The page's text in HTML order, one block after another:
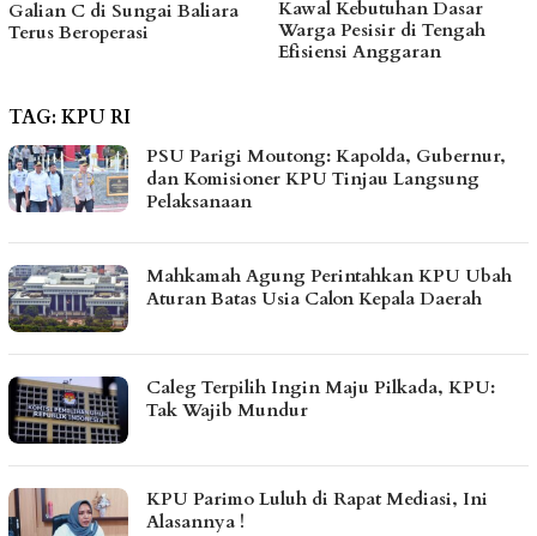
Kawal Kebutuhan Dasar
Warga Pesisir di Tengah
hingga Bantu Fasilitas
Tempat Ibadah Pakai Dana
Pribadi
TAG: KPU RI
PSU Parigi Moutong: Kapolda, Gubernur,
dan Komisioner KPU Tinjau Langsung
Pelaksanaan
Mahkamah Agung Perintahkan KPU Ubah
Aturan Batas Usia Calon Kepala Daerah
Caleg Terpilih Ingin Maju Pilkada, KPU:
Tak Wajib Mundur
KPU Parimo Luluh di Rapat Mediasi, Ini
Alasannya !